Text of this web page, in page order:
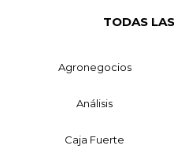
TODAS
Agronegocios
Análisis
Caja Fuerte